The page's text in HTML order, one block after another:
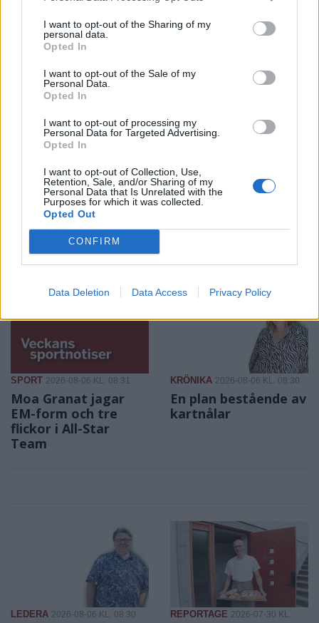
I want to opt-out of the Sharing of my
personal data.
Opted In
I want to opt-out of the Sale of my
Personal Data.
Opted In
I want to opt-out of processing my
Personal Data for Targeted Advertising.
Opted In
I want to opt-out of Collection, Use,
Retention, Sale, and/or Sharing of my
Personal Data that Is Unrelated with the
Purposes for which it was collected.
Opted Out
CONFIRM
Data Deletion Data Access Privacy Policy
REPORTAGE 2026-08-06 KL.
Emma Tryti öppnar
upp ateljén för
keramikkurser
Konstnären i Åsta satsar på
keramikkurs på hemmaplan
SPORT 2026-08-06 KL. 08:36
berömmer årets
lagbygge
Experterna på KMHockey rankar
klubbar som värvat bäst inför
SPORT 2026-08-06 KL. 08:31
Moa Granat jagar
EM-form och tre
flickor i All-Star
Team
KRÖNIKA 2026-08-06 KL. 08:30
En plan bestående av
kartnålar
LEDERA 2026-08-06 KL. 08:30 REPORTAGE 2026-07-30 KL.